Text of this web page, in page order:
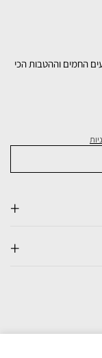
החמים וההטבות הכי